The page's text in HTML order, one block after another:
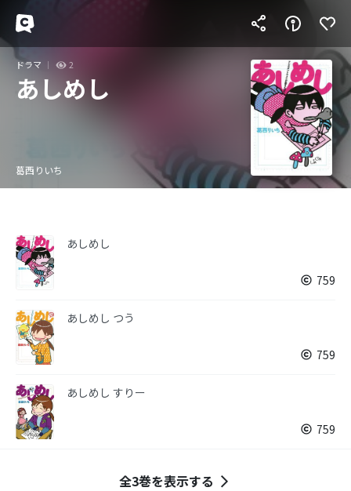
ドラマ 2
あしめし
葛西りいち
あしめし
759
あしめし つう
759
あしめし すりー
759
全3巻を表示する